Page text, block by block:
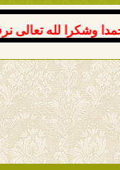
لله تعالى